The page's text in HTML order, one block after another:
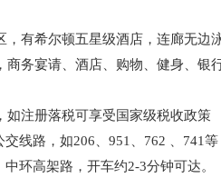
有希尔顿五星级酒店，连廊无边
务宴请、酒店、购物、健身、银
如注册落税可享受国家级税收政策
线路，如206、951、762 、741
环高架路，开车约2-3分钟可达。